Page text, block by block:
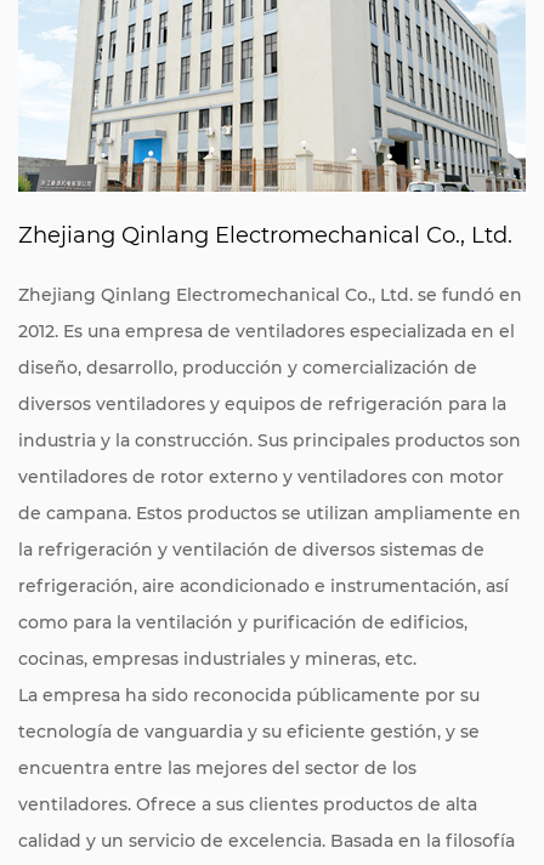
Zhejiang Qinlang Electromechanical Co., Ltd.
Zhejiang Qinlang Electromechanical Co., Ltd. se fundó en
2012. Es una empresa de ventiladores especializada en el
diseño, desarrollo, producción y comercialización de
diversos ventiladores y equipos de refrigeración para la
industria y la construcción. Sus principales productos son
ventiladores de rotor externo y ventiladores con motor
de campana. Estos productos se utilizan ampliamente en
la refrigeración y ventilación de diversos sistemas de
refrigeración, aire acondicionado e instrumentación, así
como para la ventilación y purificación de edificios,
cocinas, empresas industriales y mineras, etc.
La empresa ha sido reconocida públicamente por su
tecnología de vanguardia y su eficiente gestión, y se
encuentra entre las mejores del sector de los
ventiladores. Ofrece a sus clientes productos de alta
calidad y un servicio de excelencia. Basada en la filosofía